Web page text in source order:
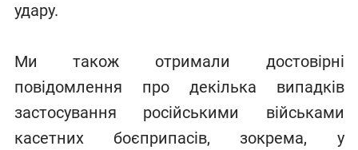
удару.
Ми також отримали достовірні
повідомлення про декілька випадків
застосування російськими військами
касетних боєприпасів, зокрема, у